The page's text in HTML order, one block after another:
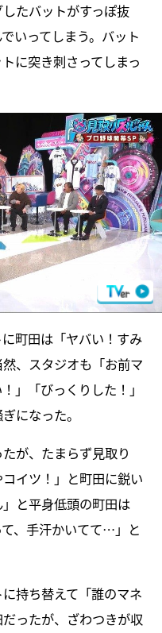
たバットがすっぽ抜
いってしまう。バット
に突き刺さってしまっ
町田は「ヤバい！すみ
、スタジオも「お前マ
」「びっくりした！」
になった。
が、たまらず見取り
イツ！」と町田に鋭い
と平身低頭の町田は
て、手汗かいてて…」と
持ち替えて「誰のマネ
ったが、ざわつきが収